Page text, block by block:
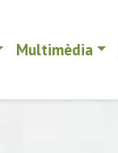
Multimèdia